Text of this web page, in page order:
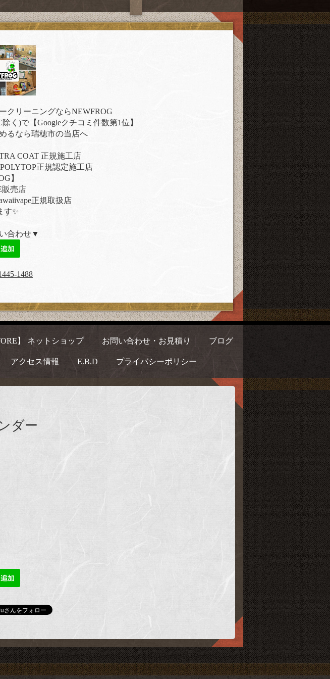
クリーニングならNEWFROG
く)で【Googleクチコミ件数第1位】
るなら瑞穂市の当店へ
COAT 正規施工店
正規認定施工店
】
販売店
正規取扱店
す✨
合わせ▼
1488
】 ネットショップ お問い合わせ・お見積り ブログ
アクセス情報 E.B.D プライバシーポリシー
ダー